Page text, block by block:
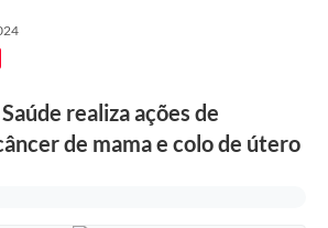
realiza ações de
de mama e colo de útero